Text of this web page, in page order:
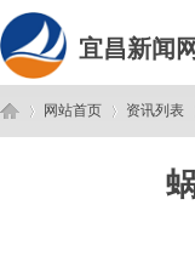
宜昌新闻网
网站首页 资讯列表